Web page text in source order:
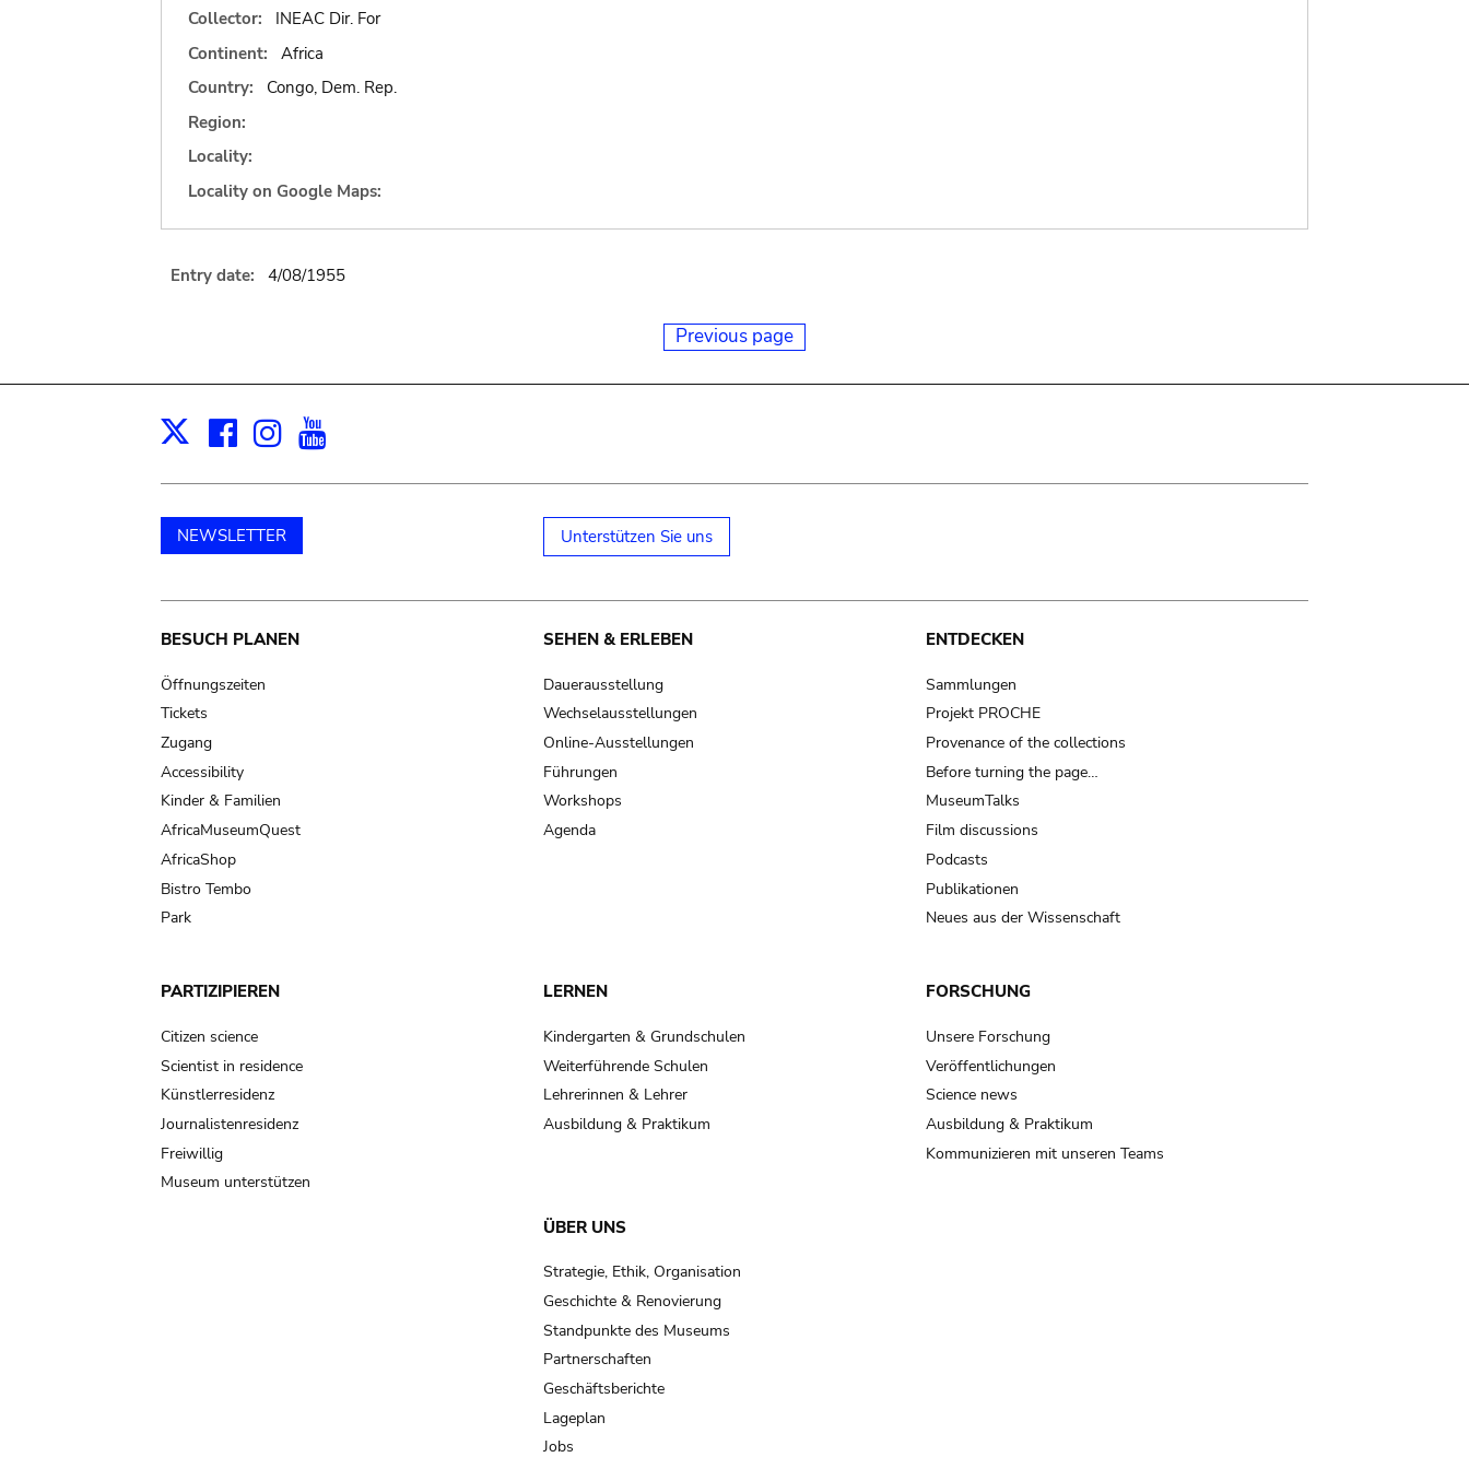
Collector:
INEAC Dir. For
Continent:
Africa
Country:
Congo, Dem. Rep.
Region:
Locality:
Locality on Google Maps:
Entry date: 4/08/1955
Previous page
X Facebook
Instagram
NEWSLETTER Unterstützen Sie uns
Main
navigation
BESUCH PLANEN
Öffnungszeiten
Tickets
Zugang
Accessibility
Kinder & Familien
AfricaMuseumQuest
AfricaShop
Bistro Tembo
Park
SEHEN & ERLEBEN
Dauerausstellung
Wechselausstellungen
Online-Ausstellungen
Führungen
Workshops
Agenda
ENTDECKEN
Sammlungen
Projekt PROCHE
Provenance of the collections
Before turning the page…
MuseumTalks
Film discussions
Podcasts
Publikationen
Neues aus der Wissenschaft
PARTIZIPIEREN
Citizen science
Scientist in residence
Künstlerresidenz
Journalistenresidenz
Freiwillig
Museum unterstützen
LERNEN
Kindergarten & Grundschulen
Weiterführende Schulen
Lehrerinnen & Lehrer
Ausbildung & Praktikum
FORSCHUNG
Unsere Forschung
Veröffentlichungen
Science news
Ausbildung & Praktikum
Kommunizieren mit unseren Teams
ÜBER UNS
Strategie, Ethik, Organisation
Geschichte & Renovierung
Standpunkte des Museums
Partnerschaften
Geschäftsberichte
Lageplan
Jobs